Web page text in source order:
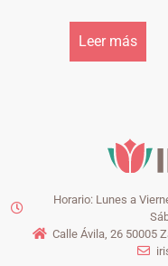
Leer más
Horario: Lunes a
Calle Ávila, 26 50005